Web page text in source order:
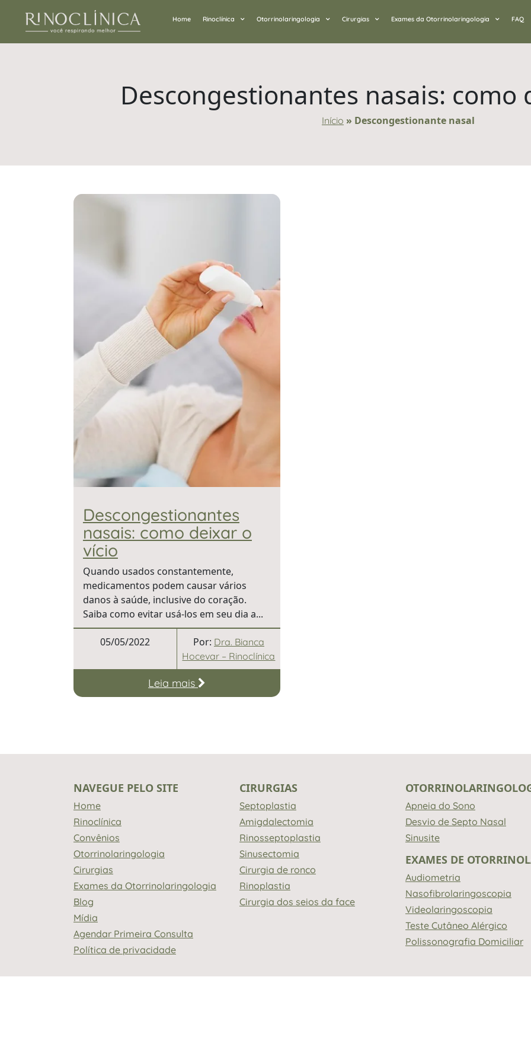
Home Rinoclínica Otorrinolaringologia Cirurgias Exames da Otorrinolaringologia FAQ
Descongestionantes nasais: como
Início » Descongestionante nasal
Descongestionantes
nasais: como deixar o
vício
Quando usados constantemente,
medicamentos podem causar vários
danos à saúde, inclusive do coração.
Saiba como evitar usá-los em seu dia a...
05/05/2022 Por: Dra. Bianca
Hocevar – Rinoclínica
Leia mais
NAVEGUE PELO SITE
Home
Rinoclínica
Convênios
Otorrinolaringologia
Cirurgias
Exames da Otorrinolaringologia
Blog
Mídia
Agendar Primeira Consulta
Política de privacidade
CIRURGIAS
Septoplastia
Amigdalectomia
Rinosseptoplastia
Sinusectomia
Cirurgia de ronco
Rinoplastia
Cirurgia dos seios da face
Apneia do Sono
Desvio de Septo Nasal
Sinusite
EXAMES DE
Audiometria
Nasofibrolaringoscopia
Videolaringoscopia
Teste Cutâneo Alérgico
Polissonografia Domiciliar